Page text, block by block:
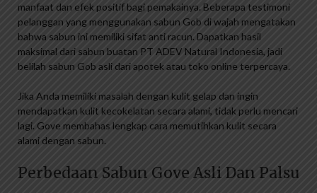
manfaat dan efek positif bagi pemakainya. Beberapa testimoni
pelanggan yang menggunakan sabun Gob di wajah mengatakan
bahwa sabun ini memiliki sifat anti racun. Dapatkan hasil
maksimal dari sabun buatan PT ADEV Natural Indonesia, jadi
belilah sabun Gob asli dari apotek atau toko online terpercaya.
Jika Anda memiliki masalah dengan kulit gelap dan ingin
mendapatkan kulit kecokelatan secara alami, tidak perlu mencari
lagi. Gove membahas lengkap cara memutihkan kulit secara
alami dengan sabun.
Perbedaan Sabun Gove Asli Dan Palsu